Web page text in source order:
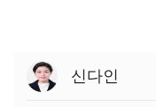
신다인